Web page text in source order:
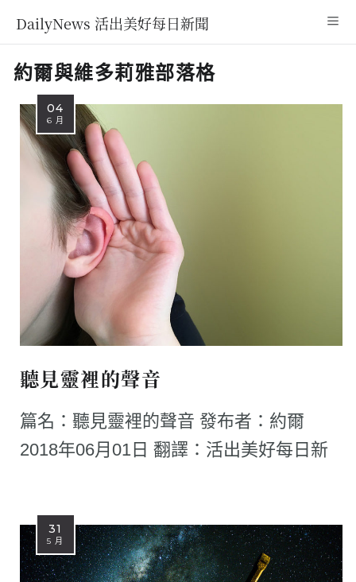
DailyNews 活出美好每日新聞
約爾與維多莉雅部落格
04
6 月
聽見靈裡的聲音
篇名：聽見靈裡的聲音 發布者：約爾
2018年06月01日 翻譯：活出美好每日新
31
5 月